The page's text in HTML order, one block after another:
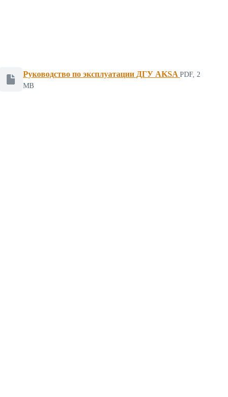
Руководство по эксплуатации ДГУ AKSA PDF, 2
MBФайл для скачивания, формат PDF, размер 2 мегабайт